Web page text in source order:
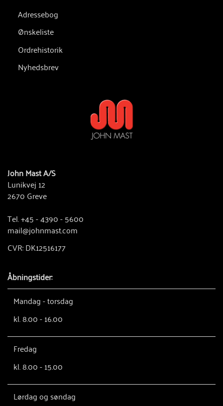
Adressebog
Ønskeliste
Ordrehistorik
Nyhedsbrev
John Mast A/S
Lunikvej 12
2670 Greve
Tel. +45 - 4390 - 5600
mail@johnmast.com
CVR: DK12516177
Åbningstider:
Mandag - torsdag
kl. 8.00 - 16.00
Fredag
kl. 8.00 - 15.00
Lørdag og søndag